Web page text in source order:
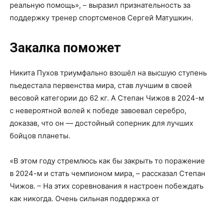
реальную помощь», – выразил признательность за
поддержку тренер спортсменов Сергей Матушкин.
Закалка поможет
Никита Пухов триумфально взошёл на высшую ступень
пьедестала первенства мира, став лучшим в своей
весовой категории до 62 кг. А Степан Чижов в 2024-м
с невероятной волей к победе завоевал серебро,
доказав, что он — достойный соперник для лучших
бойцов планеты.
«В этом году стремлюсь как бы закрыть то поражение
в 2024-м и стать чемпионом мира, – рассказал Степан
Чижов. – На этих соревнования я настроен побеждать
как никогда. Очень сильная поддержка от